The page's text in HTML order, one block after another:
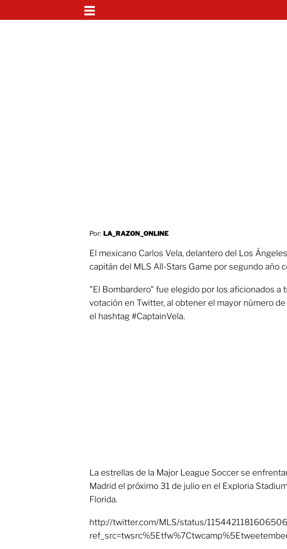
Por: LA_RAZON_ONLINE
El mexicano Carlos Vela, delantero del Los
capitán del MLS All-Stars Game por segundo año
"El Bombardero" fue elegido por los aficionados a
votación en Twitter, al obtener el mayor número
el hashtag #CaptainVela.
La estrellas de la Major League Soccer se
Madrid el próximo 31 de julio en el Exploria
Florida.
http://twitter.com/MLS/status/